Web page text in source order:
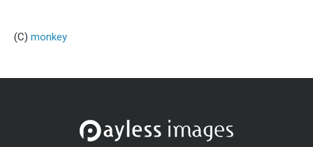
(C) monkey